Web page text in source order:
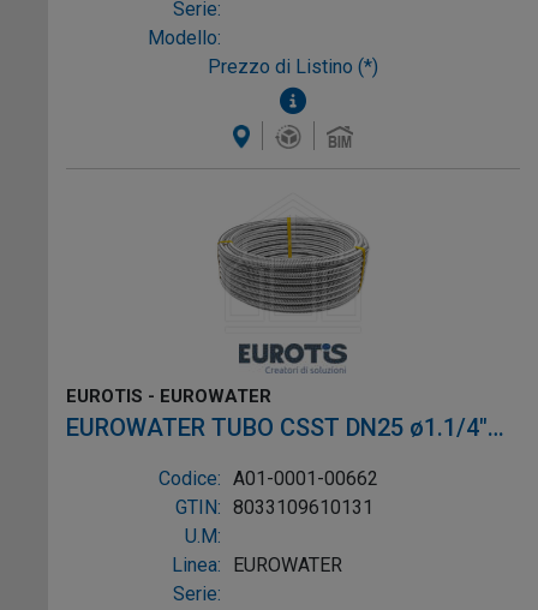
Serie:
Modello:
Prezzo di Listino (*)
EUROTIS - EUROWATER
EUROWATER TUBO CSST DN25 ø1.1/4"
L.50m AISI304 W-1P
Codice: A01-0001-00662
GTIN: 8033109610131
U.M:
Linea:
EUROWATER
Serie: